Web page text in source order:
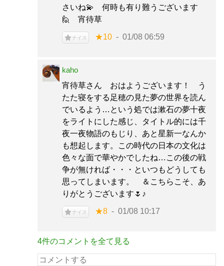
さいね💫 何時も有り難うございます
🙋 宵待草
ナイス ★10 01/08 06:59
kaho
宵待草さん おはようございます！ う
たた寝をする足穂の見た夢の世界を読ん
でいるよう…という処では漱石の夢十夜
をライトにした感じ、タイトル的には千
夜一夜物語のもじり、あと星新一なんか
も想起します。この時代の日本の文化は
色々な面で華やかでしたね…この後の戦
争が無ければ・・・といつもどうしても
思ってしまいます。 ＆こちらこそ、あ
りがとうございます🌷♪
ナイス ★8 01/08 10:17
4件のコメントを全て見る